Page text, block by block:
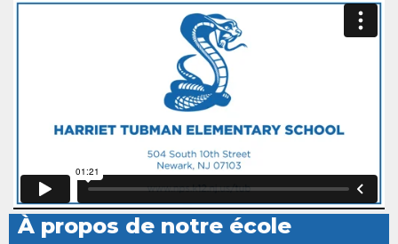
À propos de notre école